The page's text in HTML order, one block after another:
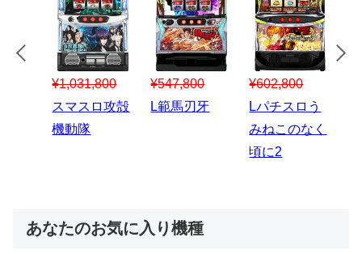
¥547,800
スマスロハナ
ビ
¥150,000
スマスロ秘宝
¥1,867,800
Lパチスロ 炎
炎ノ消防隊2
あなたのお気に入り機種